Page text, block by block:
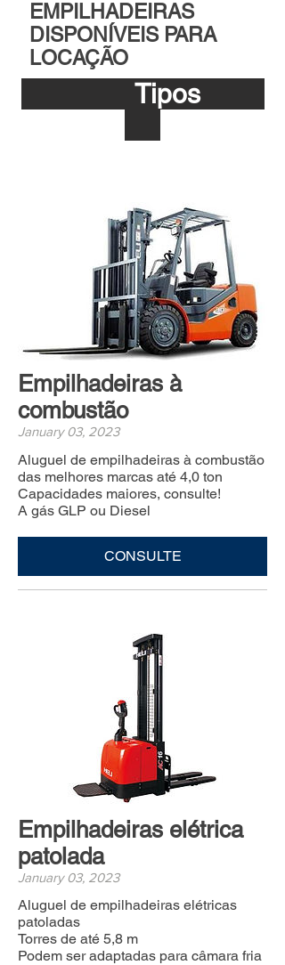
EMPILHADEIRAS
DISPONÍVEIS PARA
LOCAÇÃO
Tipos
Empilhadeiras à
combustão
January 03, 2023
Aluguel de empilhadeiras à combustão
das melhores marcas até 4,0 ton
Capacidades maiores, consulte!
A gás GLP ou Diesel
CONSULTE
Empilhadeiras elétrica
patolada
January 03, 2023
Aluguel de empilhadeiras elétricas
patoladas
Torres de até 5,8 m
Podem ser adaptadas para câmara fria